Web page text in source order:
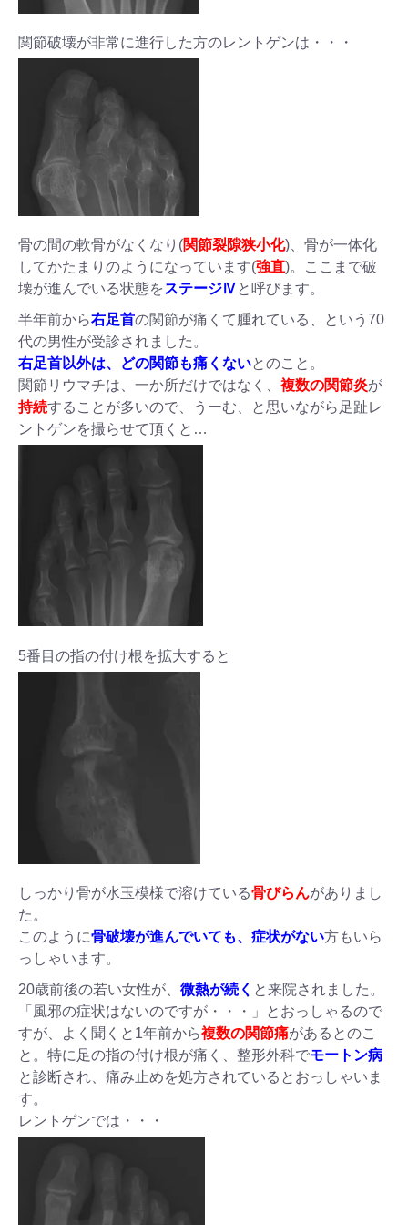
関節破壊が非常に進行した方のレントゲンは・・・
骨の間の軟骨がなくなり(関節裂隙狭小化)、骨が一体化
してかたまりのようになっています(強直)。ここまで破
壊が進んでいる状態を ステージⅣと呼びます。
半年前から右足首の関節が痛くて腫れている、という70
代の男性が受診されました。
右足首以外は、
どの関節も痛くないとのこと。
関節リウマチは、一か所だけではなく、 複数の関節炎が
持続することが多いので、うーむ、と思いながら足趾レ
ントゲンを撮らせて頂くと…
5番目の指の付け根を拡大すると
しっかり骨が水玉模様で溶けている骨びらんがありまし
た。
このように骨破壊が進んでいても、症状がない方もいら
っしゃいます。
20歳前後の若い女性が、 微熱が続く と来院されました。
「風邪の症状はないのですが・・・」とおっしゃるので
すが、よく聞くと1年前から複数の関節痛があるとのこ
と。特に足の指の付け根が痛く、整形外科でモートン病
と診断され、痛み止めを処方されているとおっしゃいま
す。
レントゲンでは・・・